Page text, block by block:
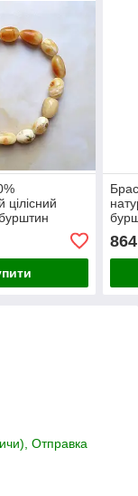
цілісний
7,4г розмір
864
Отправка